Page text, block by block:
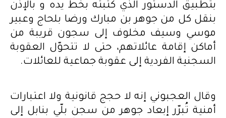
بتطبيق الدستور الذي كتبته بخط يده و بالإذن
بنقل كل من جوهر بن مبارك ورضا بلحاج وعبير
موسي وسيف مخلوف إلى سجون قريبة من
أماكن إقامة عائلاتهم، حتى لا تتحوّل العقوبة
السجنية الفردية إلى عقوبة جماعية للعائلات.
وقال العجبوني إنه لا حجج قانونية ولا اعتبارات
أمنية تُبرّر إبعاد جوهر من سجن بلّي بنابل إلى